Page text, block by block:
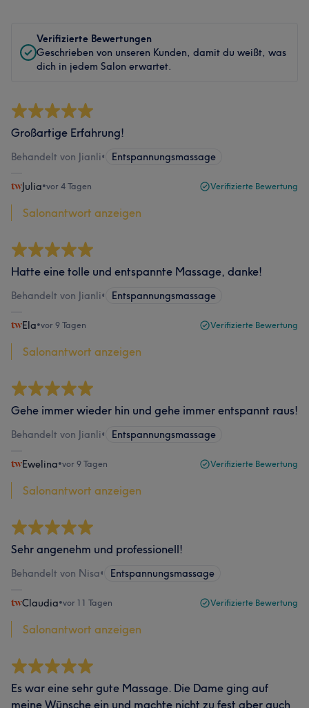
Verifizierte Bewertungen
Geschrieben von unseren Kunden, damit du weißt, was
dich in jedem Salon erwartet.
Großartige Erfahrung!
Behandelt von Jianli• Entspannungsmassage
Julia•vor 4 Tagen Verifizierte Bewertung
Salonantwort anzeigen
Hatte eine tolle und entspannte Massage, danke!
Behandelt von Jianli• Entspannungsmassage
Ela•vor 9 Tagen Verifizierte Bewertung
Salonantwort anzeigen
Gehe immer wieder hin und gehe immer entspannt raus!
Behandelt von Jianli• Entspannungsmassage
Ewelina•vor 9 Tagen Verifizierte Bewertung
Salonantwort anzeigen
Sehr angenehm und professionell!
Behandelt von Nisa• Entspannungsmassage
Claudia•vor 11 Tagen Verifizierte Bewertung
Salonantwort anzeigen
Es war eine sehr gute Massage. Die Dame ging auf
meine Wünsche ein und machte nicht zu fest aber auch